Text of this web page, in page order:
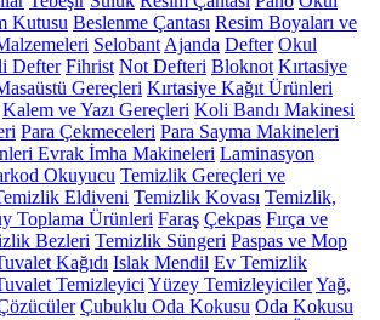
Kutusu Beslenme Çantası Resim Boyaları ve
Selobant Ajanda Defter Okul
Defter Fihrist Not Defteri Bloknot Kırtasiye
Gereçleri Kırtasiye Kağıt Ürünleri
Kalem ve Yazı Gereçleri Koli Bandı Makinesi
Para Çekmeceleri Para Sayma Makineleri
Evrak İmha Makineleri Laminasyon
Okuyucu Temizlik Gereçleri ve
Eldiveni Temizlik Kovası Temizlik,
Toplama Ürünleri Faraş Çekpas Fırça ve
Bezleri Temizlik Süngeri Paspas ve Mop
Kağıdı Islak Mendil Ev Temizlik
Temizleyici Yüzey TemizleyicilerYağ,
Çubuklu Oda Kokusu Oda Kokusu